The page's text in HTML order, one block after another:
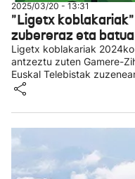
2025/03/20 - 13:31
"Ligetx
zubereraz eta
Ligetx koblakariak
antzeztu zuten Gamere-
Euskal Telebistak